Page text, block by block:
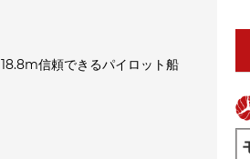
18.8m信頼できるパイロット船